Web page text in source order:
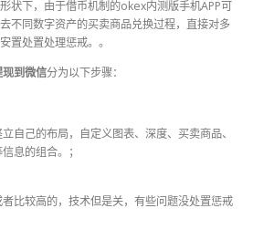
状下，由于借币机制的okex内测版手机APP可
不同数字资产的买卖商品兑换过程，直接对多
置处置处理惩戒。。
到微信分为以下步骤：
自己的布局，自定义图表、深度、买卖商品、
息的组合。；
比较高的，技术但是关，有些问题没处置惩戒